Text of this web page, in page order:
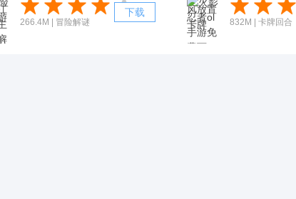
266.4M | 冒险解谜
下载
832M | 卡牌回合